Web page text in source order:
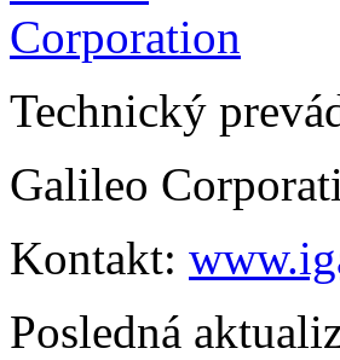
Technický
Galileo
Kontakt:
Posledná